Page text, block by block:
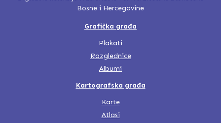
Bosne i Hercegovine
Grafička građa
Plakati
Razglednice
Albumi
Kartografska građa
Karte
Atlasi